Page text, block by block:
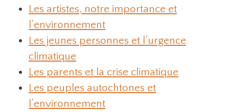
Les artistes, notre importance et
l’environnement
Les jeunes personnes et l’urgence
climatique
Les parents et la crise climatique
Les peuples autochtones et
l’environnement